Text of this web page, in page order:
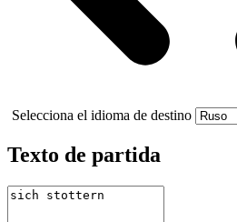
Selecciona el idioma de destino
Texto de partida